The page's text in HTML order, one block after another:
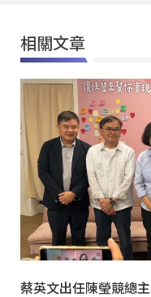
相關文章
蔡英文出任陳瑩競總